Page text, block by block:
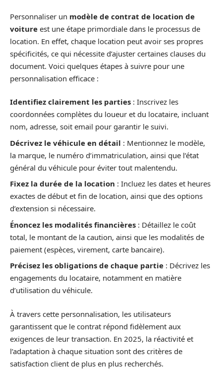
Personnaliser un modèle de contrat de location de
voiture est une étape primordiale dans le processus de
location. En effet, chaque location peut avoir ses propres
spécificités, ce qui nécessite d’ajuster certaines clauses du
document. Voici quelques étapes à suivre pour une
personnalisation efficace :
Identifiez clairement les parties : Inscrivez les
coordonnées complètes du loueur et du locataire, incluant
nom, adresse, soit email pour garantir le suivi.
Décrivez le véhicule en détail : Mentionnez le modèle,
la marque, le numéro d’immatriculation, ainsi que l’état
général du véhicule pour éviter tout malentendu.
Fixez la durée de la location : Incluez les dates et heures
exactes de début et fin de location, ainsi que des options
d’extension si nécessaire.
Énoncez les modalités financières : Détaillez le coût
total, le montant de la caution, ainsi que les modalités de
paiement (espèces, virement, carte bancaire).
Précisez les obligations de chaque partie : Décrivez les
engagements du locataire, notamment en matière
d’utilisation du véhicule.
À travers cette personnalisation, les utilisateurs
garantissent que le contrat répond fidèlement aux
exigences de leur transaction. En 2025, la réactivité et
l’adaptation à chaque situation sont des critères de
satisfaction client de plus en plus recherchés.